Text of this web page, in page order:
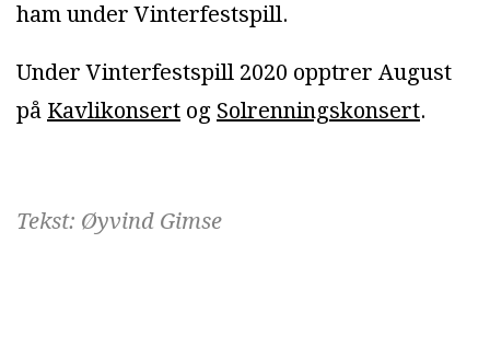
ham under Vinterfestspill.
Under Vinterfestspill 2020 opptrer August
på Kavlikonsert og Solrenningskonsert.
Tekst: Øyvind Gimse